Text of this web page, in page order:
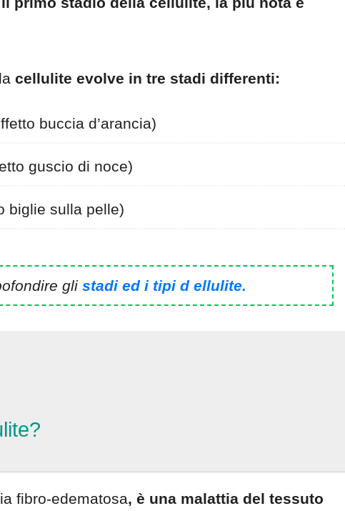
cellulite evolve in tre stadi differenti:
buccia d’arancia)
guscio di noce)
biglie sulla pelle)
gli stadi ed i tipi d ellulite.
fibro-edematosa, è una malattia del tessuto